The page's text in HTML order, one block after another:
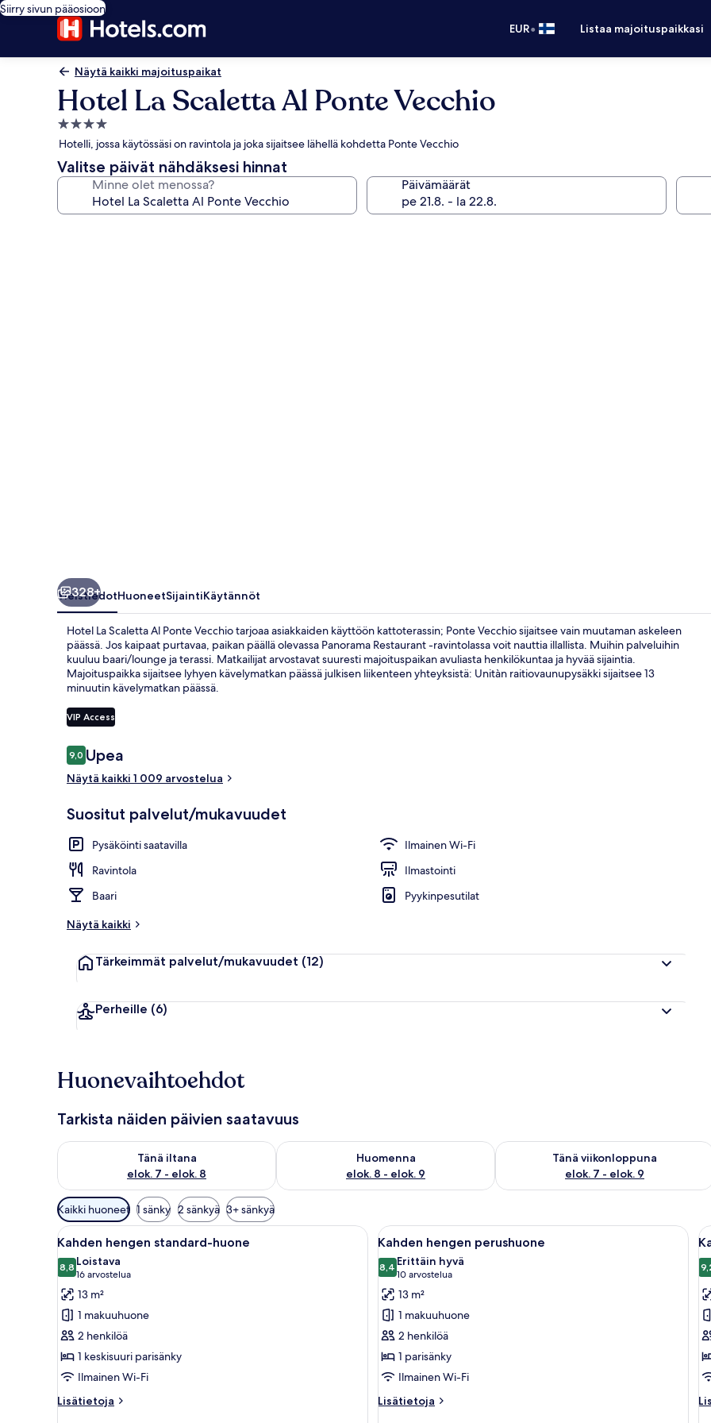
Siirry sivun pääosioon
EUR• Listaa majoituspaikkasi
Näytä kaikki majoituspaikat
Hotel La Scaletta Al Ponte Vecchio
4.0
tähden
majoituspaikka
Hotelli, jossa käytössäsi on ravintola ja joka sijaitsee lähellä kohdetta Ponte Vecchio
Valitse päivät nähdäksesi hinnat
Minne olet menossa? Päivämäärät
Kahden
328+
YleistiedotHuoneetSijaintiKäytännöt
Hotel La Scaletta Al Ponte Vecchio tarjoaa asiakkaiden käyttöön kattoterassin; Ponte Vecchio sijaitsee vain muutaman askeleen
päässä. Jos kaipaat purtavaa, paikan päällä olevassa Panorama Restaurant -ravintolassa voit nauttia illallista. Muihin palveluihin
kuuluu baari/lounge ja terassi. Matkailijat arvostavat suuresti majoituspaikan avuliasta henkilökuntaa ja hyvää sijaintia.
Majoituspaikka sijaitsee lyhyen kävelymatkan päässä julkisen liikenteen yhteyksistä: Unitàn raitiovaunupysäkki sijaitsee 13
minuutin kävelymatkan päässä.
VIP Access
Arvostelut
9,09,0 kautta 10.
Upea
Näytä kaikki 1 009 arvostelua
Suositut palvelut/mukavuudet
Pysäköinti saatavilla
Ilmainen Wi-Fi
Ravintola
Ilmastointi
Baari
Pyykinpesutilat
Näytä kaikki
Tärkeimmät palvelut/mukavuudet (12)
Perheille (6)
Huonevaihtoehdot
Tarkista näiden päivien saatavuus
Tänä iltana
elok. 7 - elok. 8
Tarkista tämän illan saatavuus elok. 7 - elok. 8
Huomenna
elok. 8 - elok. 9
Tarkista huomisen saatavuus elok. 8 - elok. 9
Tänä viikonloppuna
elok. 7 - elok. 9
Tarkista tämän viikonlopun saatavuus
Huoneille
saatavilla
olevia
suodattimia
Kaikki huoneet 1 sänky 2 sänkyä 3+ sänkyä
Avaa
kaikki
huonetyypin
Kahden
hengen
standard-
huone
kuvat
Moderni makuuhuone, jossa on suuri sänky, työpöytä ja tuoli.
31
Kahden hengen standard-huone
8,88,8 kautta 10
Loistava
16 arvostelua
(16
arvostelua)
13 m²
1 makuuhuone
2 henkilöä
1 keskisuuri parisänky
Ilmainen Wi-Fi
Lisätietoja
Lisätietoja
Avaa
kaikki
huonetyypin
Kahden
hengen
perushuone
kuvat
Hotellihuone, jossa on suuri sänky,
17
Kahden hengen perushuone
8,48,4 kautta 10
Erittäin hyvä
10 arvostelua
(10
arvostelua)
13 m²
1 makuuhuone
2 henkilöä
1 parisänky
Ilmainen Wi-Fi
Lisätietoja
Lisätietoja